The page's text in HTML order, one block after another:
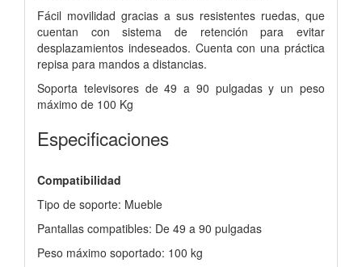
Fácil movilidad gracias a sus resistentes ruedas, que
cuentan con sistema de retención para evitar
desplazamientos indeseados. Cuenta con una práctica
repisa para mandos a distancias.
Soporta televisores de 49 a 90 pulgadas y un peso
máximo de 100 Kg
Especificaciones
Compatibilidad
Tipo de soporte: Mueble
Pantallas compatibles: De 49 a 90 pulgadas
Peso máximo soportado: 100 kg